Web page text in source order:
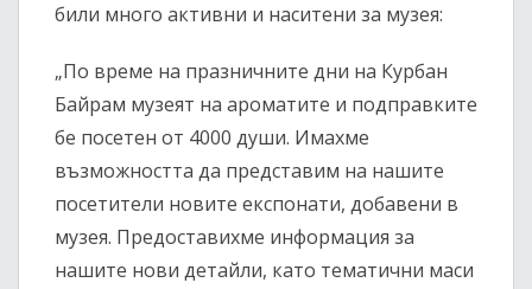
били много активни и наситени за музея:
„По време на празничните дни на Курбан
Байрам музеят на ароматите и подправките
бе посетен от 4000 души. Имахме
възможността да представим на нашите
посетители новите експонати, добавени в
музея. Предоставихме информация за
нашите нови детайли, като тематични маси